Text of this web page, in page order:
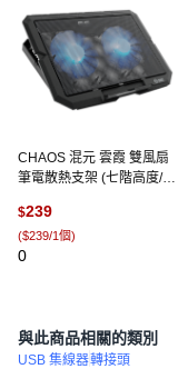
CHAOS 混元 雲霞 雙風扇
筆電散熱支架 (七階高度/支
$239
($239/1個)
0
與此商品相關的類別
USB 集線器轉接頭